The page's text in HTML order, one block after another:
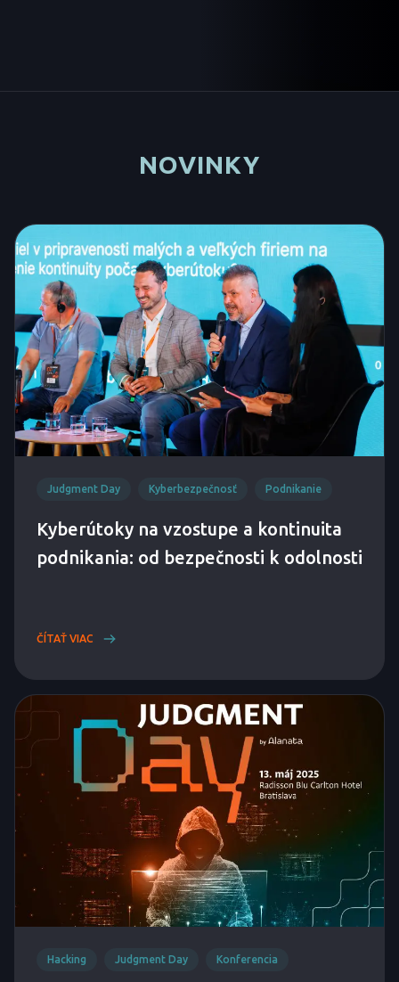
NOVINKY
Judgment Day Kyberbezpečnosť Podnikanie
Kyberútoky na vzostupe a kontinuita
podnikania: od bezpečnosti k odolnosti
ČÍTAŤ VIAC
Hacking Judgment Day Konferencia